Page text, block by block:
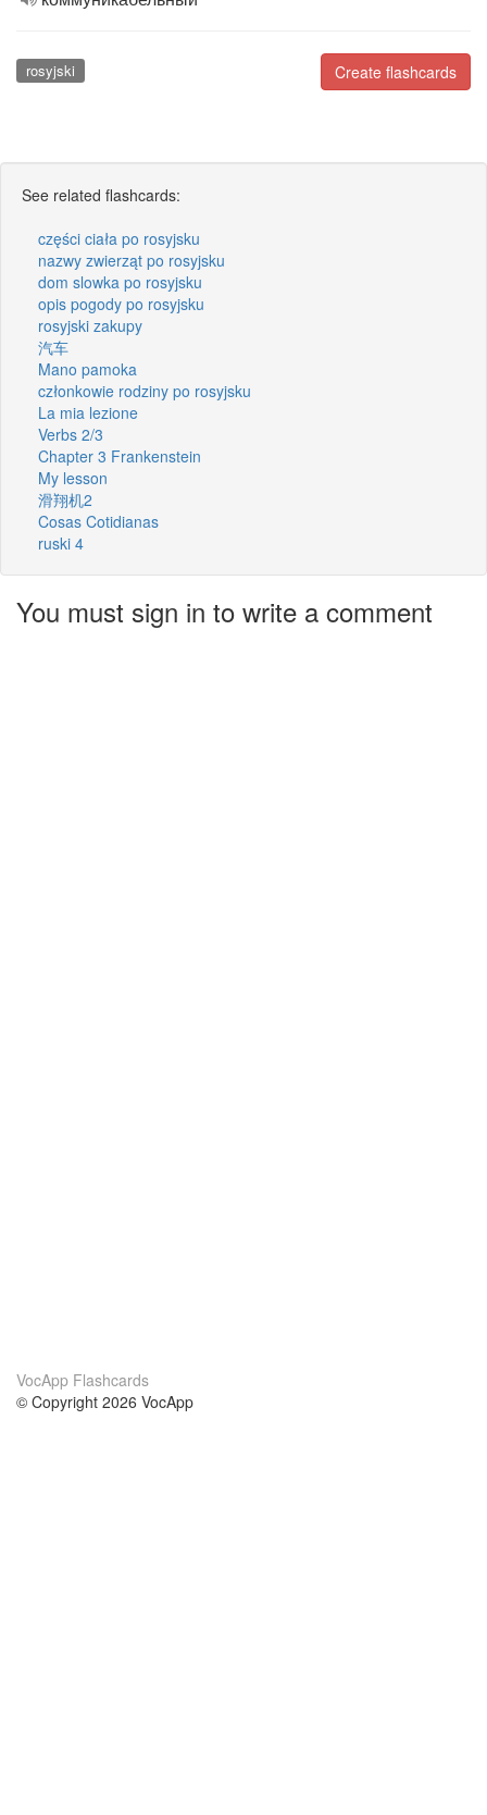
Create flashcards
rosyjski
See related flashcards:
części ciała po rosyjsku
nazwy zwierząt po rosyjsku
dom slowka po rosyjsku
opis pogody po rosyjsku
rosyjski zakupy
汽车
Mano pamoka
członkowie rodziny po rosyjsku
La mia lezione
Verbs 2/3
Chapter 3 Frankenstein
My lesson
滑翔机2
Cosas Cotidianas
ruski 4
You must sign in to write a comment
VocApp Flashcards
© Copyright 2026 VocApp